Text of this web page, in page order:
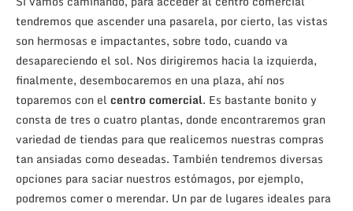
tendremos que ascender una pasarela, por cierto, las vistas
son hermosas e impactantes, sobre todo, cuando va
desapareciendo el sol. Nos dirigiremos hacia la izquierda,
finalmente, desembocaremos en una plaza, ahí nos
toparemos con el centro comercial. Es bastante bonito y
consta de tres o cuatro plantas, donde encontraremos gran
variedad de tiendas para que realicemos nuestras compras
tan ansiadas como deseadas. También tendremos diversas
opciones para saciar nuestros estómagos, por ejemplo,
podremos comer o merendar. Un par de lugares ideales para